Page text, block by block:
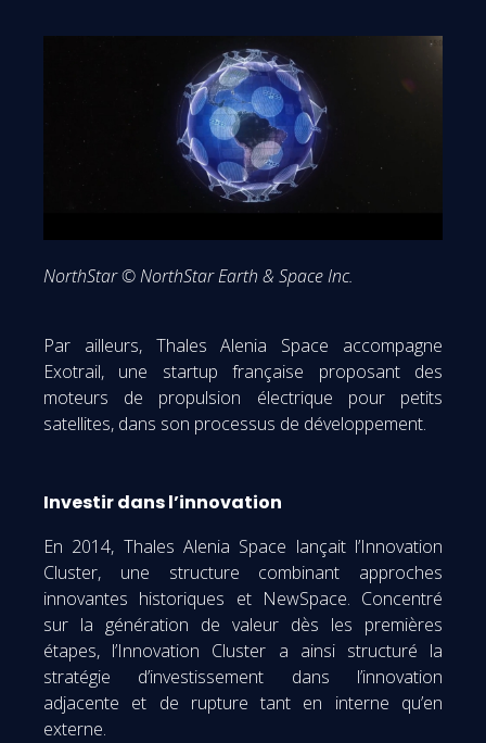
NorthStar © NorthStar Earth & Space Inc.
Par ailleurs, Thales Alenia Space accompagne
Exotrail, une startup française proposant des
moteurs de propulsion électrique pour petits
satellites, dans son processus de développement.
Investir dans l’innovation
En 2014, Thales Alenia Space lançait l’Innovation
Cluster, une structure combinant approches
innovantes historiques et NewSpace. Concentré
sur la génération de valeur dès les premières
étapes, l’Innovation Cluster a ainsi structuré la
stratégie d’investissement dans l’innovation
adjacente et de rupture tant en interne qu’en
externe.